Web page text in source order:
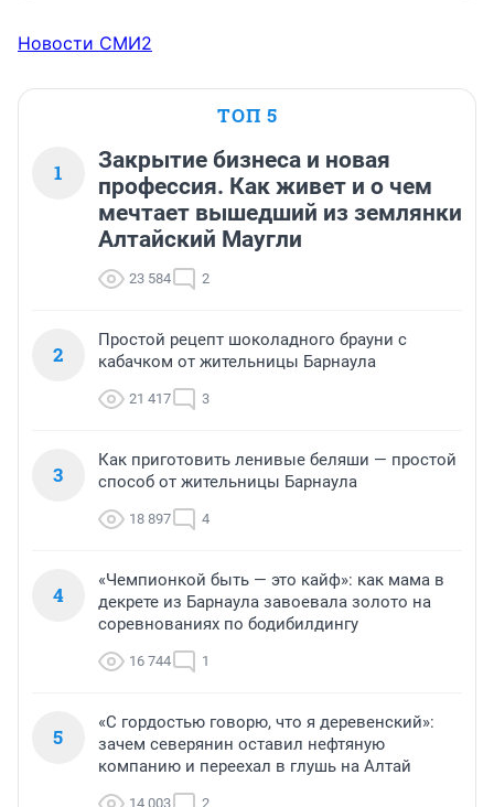
Новости СМИ2
ТОП 5
1
Закрытие бизнеса и новая
профессия. Как живет и о чем
мечтает вышедший из землянки
Алтайский Маугли
23 584 2
2
Простой рецепт шоколадного брауни с
кабачком от жительницы Барнаула
21 417 3
3
Как приготовить ленивые беляши — простой
способ от жительницы Барнаула
18 897 4
4
«Чемпионкой быть — это кайф»: как мама в
декрете из Барнаула завоевала золото на
соревнованиях по бодибилдингу
16 744 1
5
«С гордостью говорю, что я деревенский»:
зачем северянин оставил нефтяную
компанию и переехал в глушь на Алтай
14 003 2